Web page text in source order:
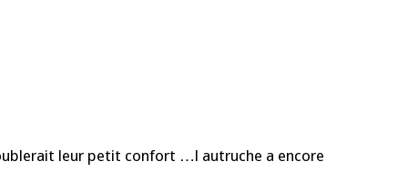
leur petit confort …l autruche a encore